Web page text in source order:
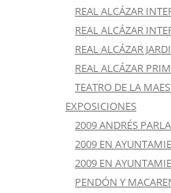
REAL ALCÁZAR
REAL ALCÁZAR
REAL ALCÁZAR
REAL ALCÁZAR
TEATRO DE LA
EXPOSICIONES
2009 ANDRÉS
2009 EN
2009 EN
PENDÓN Y